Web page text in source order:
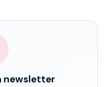
newsletter